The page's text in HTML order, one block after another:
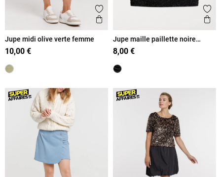
Ajouter aux favoris
Aperçu rapide
Jupe midi olive verte femme
10,00 €
Jupe maille paillette noire
femme
8,00 €